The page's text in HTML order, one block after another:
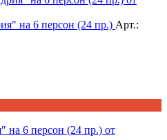
на 6 персон (24 пр.) Арт.: